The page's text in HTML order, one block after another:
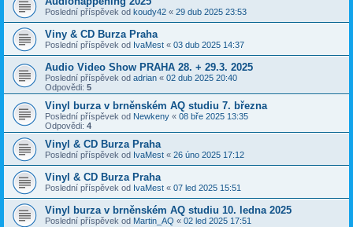
Poslední příspěvek od koudy42 « 29 dub 2025 23:53
Viny & CD Burza Praha
Poslední příspěvek od IvaMest « 03 dub 2025 14:37
Audio Video Show PRAHA 28. + 29.3. 2025
Poslední příspěvek od adrian « 02 dub 2025 20:40
Odpovědi: 5
Vinyl burza v brněnském AQ studiu 7. března
Poslední příspěvek od Newkeny « 08 bře 2025 13:35
Odpovědi: 4
Vinyl & CD Burza Praha
Poslední příspěvek od IvaMest « 26 úno 2025 17:12
Vinyl & CD Burza Praha
Poslední příspěvek od IvaMest « 07 led 2025 15:51
Vinyl burza v brněnském AQ studiu 10. ledna 2025
Poslední příspěvek od Martin_AQ « 02 led 2025 17:51